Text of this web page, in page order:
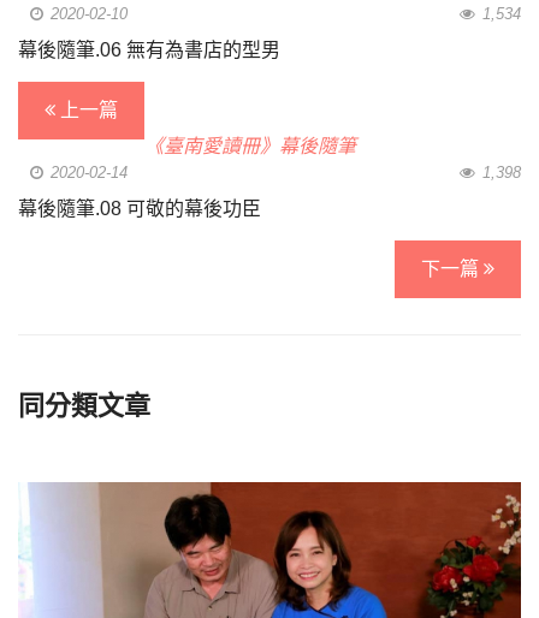
2020-02-10 1,534
幕後隨筆.06 無有為書店的型男
上一篇
《臺南愛讀冊》幕後隨筆
2020-02-14 1,398
幕後隨筆.08 可敬的幕後功臣
下一篇
同分類文章